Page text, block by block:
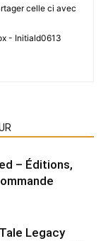
celle ci avec
- Initiald0613
– Éditions,
Legacy